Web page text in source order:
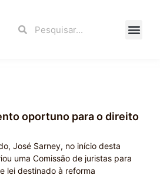
Search
oportuno para o direito
José Sarney, no início desta
uma Comissão de juristas para
lei destinado à reforma